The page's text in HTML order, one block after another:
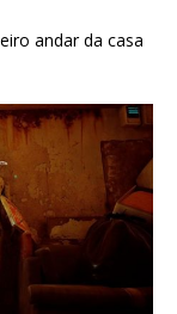
andar da casa